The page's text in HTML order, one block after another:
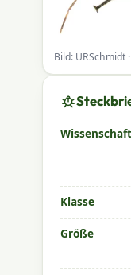
Bild: URSchmidt
Klasse
Größe